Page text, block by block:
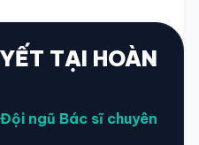
TẠI HOÀN
Đội ngũ Bác sĩ chuyên